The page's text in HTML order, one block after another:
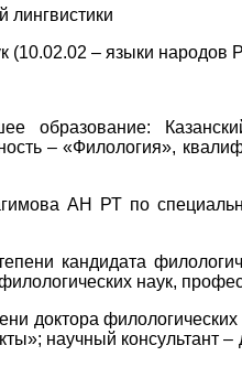
(10.02.02 – языки народов
образование:
– «Филология»,
АН РТ по
кандидата
филологических наук,
доктора
научный консультант